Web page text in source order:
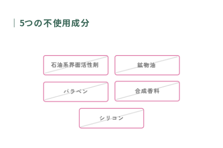
5つの不使用成分